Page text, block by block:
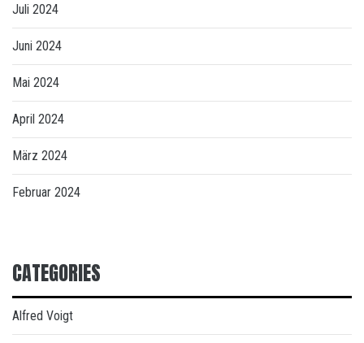
Juli 2024
Juni 2024
Mai 2024
April 2024
März 2024
Februar 2024
CATEGORIES
Alfred Voigt